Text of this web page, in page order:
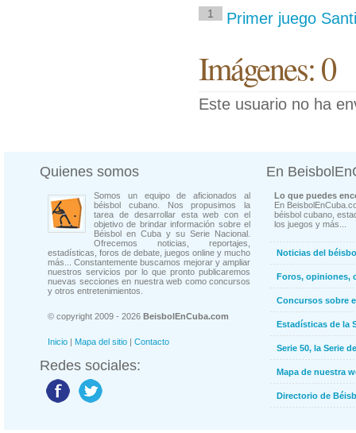
1 Primer juego
Imágenes: 0
Este usuario no ha
Quienes somos
Somos un equipo de aficionados al
béisbol cubano. Nos propusimos la
tarea de desarrollar esta web con el
objetivo de brindar información sobre el
Béisbol en Cuba y su Serie Nacional.
Ofrecemos noticias, reportajes,
estadísticas, foros de debate, juegos online y mucho
más... Constantemente buscamos mejorar y ampliar
nuestros servicios por lo que pronto publicaremos
nuevas secciones en nuestra web como concursos
y otros entretenimientos.
© copyright 2009 - 2026 BeisbolEnCuba.com
Inicio | Mapa del sitio | Contacto
Redes sociales:
En
Lo que puedes
En
béisbol cubano,
los juegos y más...
Noticias del
Foros, opiniones,
Concursos sobre
Estadísticas de la
Serie 50, la Serie
Mapa de nuestra
Directorio de